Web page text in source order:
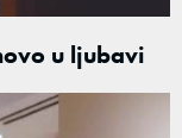
u ljubavi